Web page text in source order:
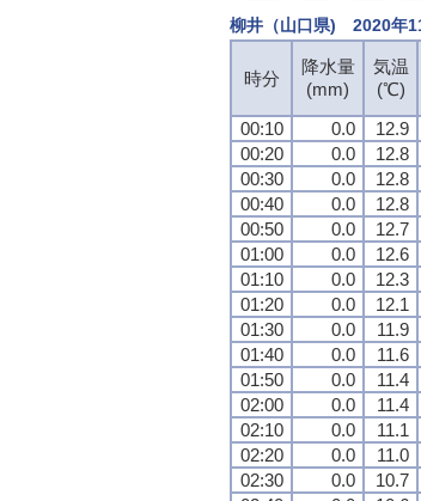
柳井（山口県) 2020年
時分
降水量
(mm)
気温
(℃)
00:10
0.0 12.9
00:20
0.0 12.8
00:30
0.0 12.8
00:40
0.0 12.8
00:50
0.0 12.7
01:00
0.0 12.6
01:10
0.0 12.3
01:20
0.0 12.1
01:30
0.0 11.9
01:40
0.0 11.6
01:50
0.0 11.4
02:00
0.0 11.4
02:10
0.0 11.1
02:20
0.0 11.0
02:30
0.0 10.7